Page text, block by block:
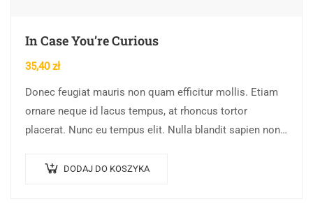
In Case You’re Curious
35,40zł
Donec feugiat mauris non quam efficitur mollis. Etiam
ornare neque id lacus tempus, at rhoncus tortor
placerat. Nunc eu tempus elit. Nulla blandit sapien non
DODAJ DO KOSZYKA